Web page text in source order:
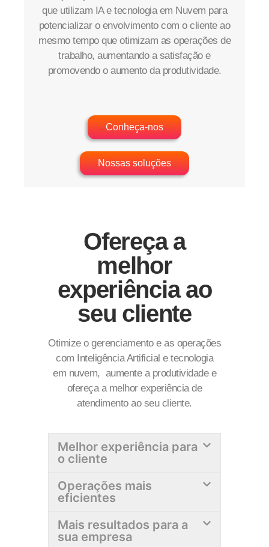
que utilizam IA e tecnologia em Nuvem para
potencializar o envolvimento com o cliente ao
mesmo tempo que otimizam as operações de
trabalho, aumentando a satisfação e
promovendo o aumento da produtividade.
Conheça-nos
Nossas soluções
Ofereça a
melhor
experiência ao
seu cliente
Otimize o gerenciamento e as operações
com Inteligência Artificial e tecnologia
em nuvem, aumente a produtividade e
ofereça a melhor experiência de
atendimento ao seu cliente.
Melhor experiência para
o cliente
Operações mais
eficientes
Mais resultados para a
sua empresa